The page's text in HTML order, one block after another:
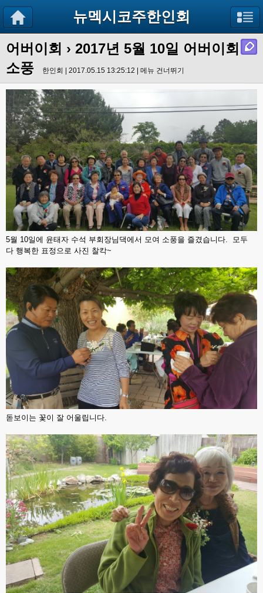
뉴멕시코주한인회
어버이회 › 2017년 5월 10일 어버이회
소풍
한인회 | 2017.05.15 13:25:12 | 메뉴 건너뛰기
5월 10일에 윤태자 수석 부회장님댁에서 모여 소풍을 즐겼습니다. 모두
다 행복한 표정으로 사진 찰칵~
돋보이는 꽃이 잘 어울립니다.